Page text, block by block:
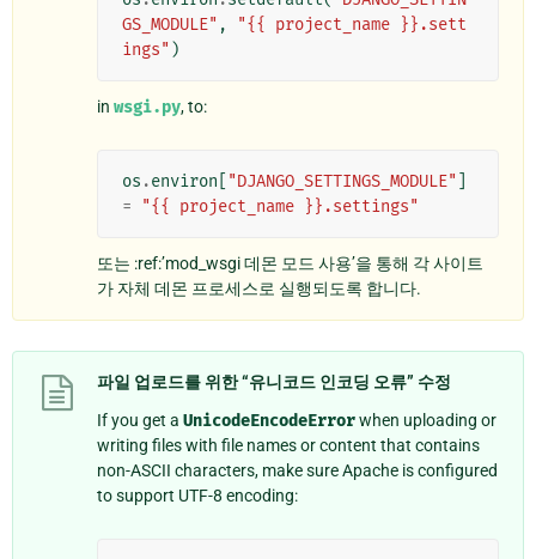
GS_MODULE" ,
"{{ project_name }}.sett
ings" )
in wsgi.py, to:
os .environ "DJANGO_SETTINGS_MODULE"
=
"{{ project_name }}.settings"
또는 :ref:’mod_wsgi 데몬 모드 사용’을 통해 각 사이트
가 자체 데몬 프로세스로 실행되도록 합니다.
파일 업로드를 위한 “유니코드 인코딩 오류” 수정
If you get a UnicodeEncodeErrorwhen uploading or
writing files with file names or content that contains
non-ASCII characters, make sure Apache is configured
to support UTF-8 encoding: